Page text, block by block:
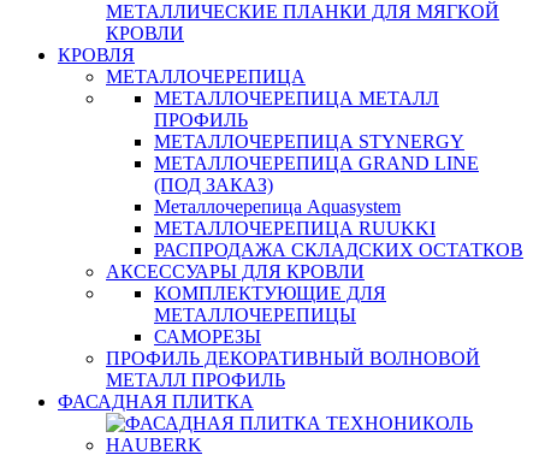
МЕТАЛЛИЧЕСКИЕ ПЛАНКИ ДЛЯ МЯГКОЙ
КРОВЛИ
КРОВЛЯ
МЕТАЛЛОЧЕРЕПИЦА
МЕТАЛЛОЧЕРЕПИЦА МЕТАЛЛ
ПРОФИЛЬ
МЕТАЛЛОЧЕРЕПИЦА STYNERGY
МЕТАЛЛОЧЕРЕПИЦА GRAND LINE
(ПОД ЗАКАЗ)
Металлочерепица Aquasystem
МЕТАЛЛОЧЕРЕПИЦА RUUKKI
РАСПРОДАЖА СКЛАДСКИХ ОСТАТКОВ
АКСЕССУАРЫ ДЛЯ КРОВЛИ
КОМПЛЕКТУЮЩИЕ ДЛЯ
МЕТАЛЛОЧЕРЕПИЦЫ
САМОРЕЗЫ
ПРОФИЛЬ ДЕКОРАТИВНЫЙ ВОЛНОВОЙ
МЕТАЛЛ ПРОФИЛЬ
ФАСАДНАЯ ПЛИТКА